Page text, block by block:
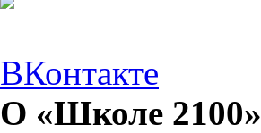
ВКонтакте
О «Школе 2100»